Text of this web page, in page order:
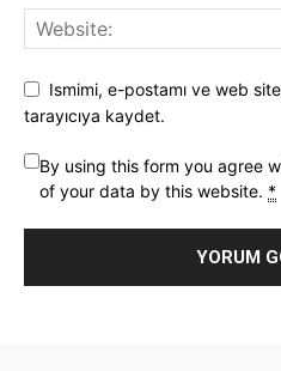
Ismimi, e-postamı ve web
tarayıcıya kaydet.
By using this form you agree
of your data by this website. *